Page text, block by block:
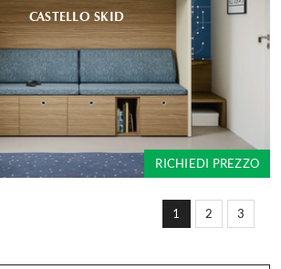
1 2 3
CASTELLO SKID
RICHIEDI PREZZO